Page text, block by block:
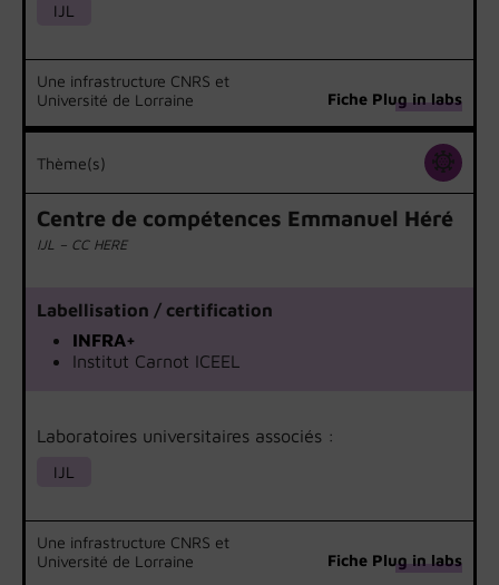
IJL
Une infrastructure CNRS et
Université de Lorraine
Fiche Plug in labs
Thème(s)
Centre de compétences Emmanuel Héré
IJL – CC HERE
Labellisation / certification
INFRA+
Institut Carnot ICEEL
Laboratoires universitaires associés :
IJL
Une infrastructure CNRS et
Université de Lorraine
Fiche Plug in labs